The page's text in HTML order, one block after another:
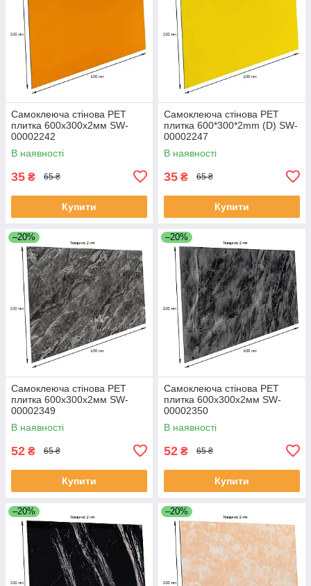
Самоклеюча стінова PET
плитка 600х300х2мм SW-
00002242
В наявності
35 ₴ 65 ₴
Купити
Самоклеюча стінова PET
плитка 600*300*2mm (D) SW-
00002247
В наявності
35 ₴ 65 ₴
Купити
–20%
Самоклеюча стінова PET
плитка 600х300х2мм SW-
00002349
В наявності
52 ₴ 65 ₴
Купити
–20%
Самоклеюча стінова PET
плитка 600х300х2мм SW-
00002350
В наявності
52 ₴ 65 ₴
Купити
–20% –20%